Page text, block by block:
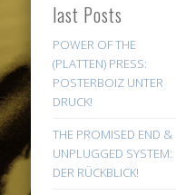
last Posts
POWER OF THE
(PLATTEN) PRESS:
POSTERBOIZ UNTER
DRUCK!
THE PROMISED END &
UNPLUGGED SYSTEM:
DER RÜCKBLICK!